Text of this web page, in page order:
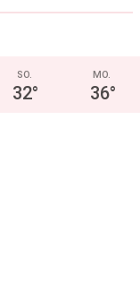
SO.
32°
MO.
36°